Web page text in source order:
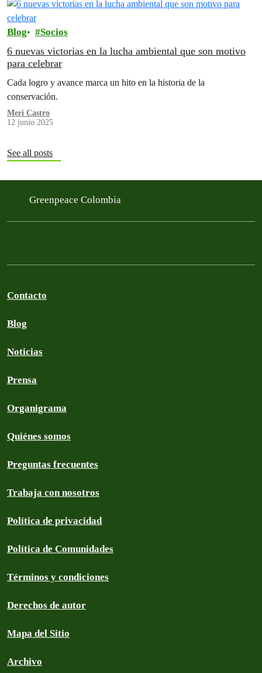
Blog Socios
6 nuevas victorias en la lucha ambiental que son motivo
para celebrar
Cada logro y avance marca un hito en la historia de la
conservación.
Meri Castro
12 junio 2025
See all posts
Greenpeace Colombia
Contacto
Blog
Noticias
Prensa
Organigrama
Quiénes somos
Preguntas frecuentes
Trabaja con nosotros
Política de privacidad
Política de Comunidades
Términos y condiciones
Derechos de autor
Mapa del Sitio
Archivo